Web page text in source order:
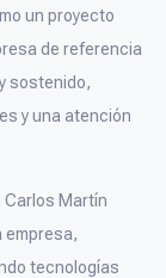
un proyecto
de referencia
sostenido,
y una atención
Carlos Martín
empresa,
tecnologías